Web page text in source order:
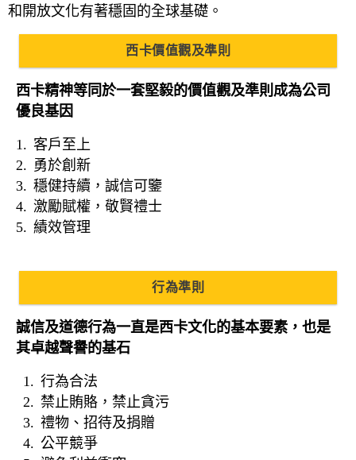
和開放文化有著穩固的全球基礎。
西卡價值觀及準則
西卡精神等同於一套堅毅的價值觀及準則成為公司
優良基因
客戶至上
勇於創新
穩健持續，誠信可鑒
激勵賦權，敬賢禮士
績效管理
行為準則
誠信及道德行為一直是西卡文化的基本要素，也是
其卓越聲譽的基石
行為合法
禁止賄賂，禁止貪污
禮物、招待及捐贈
公平競爭